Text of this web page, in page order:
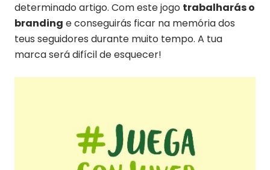
determinado artigo. Com este jogo trabalharás o
branding e conseguirás ficar na memória dos
teus seguidores durante muito tempo. A tua
marca será difícil de esquecer!